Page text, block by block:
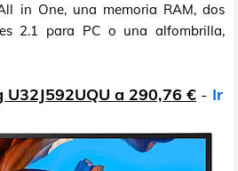
in One, una memoria RAM, dos
2.1 para PC o una alfombrilla,
U32J592UQU a 290,76 € - Ir